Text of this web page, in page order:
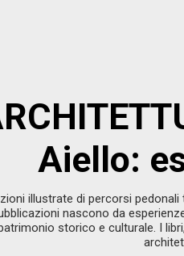
Aiello:
illustrate di percorsi
nascono da
storico e culturale. I